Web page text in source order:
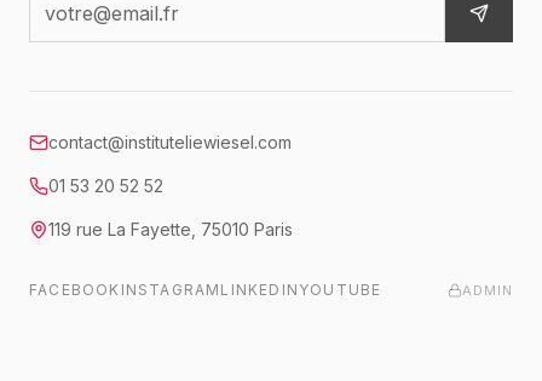
contact@instituteliewiesel.com
01 53 20 52 52
119 rue La Fayette 75010 Paris
FACEBOOK INSTAGRAM LINKEDIN YOUTUBE ADMIN